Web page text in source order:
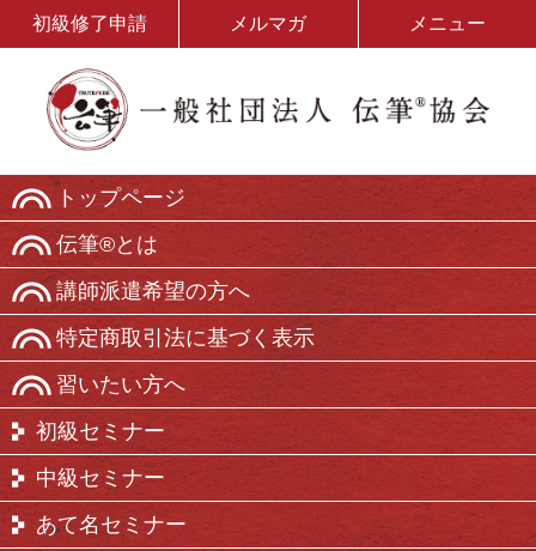
初級修了申請 メルマガ メニュー
トップページ
伝筆®とは
講師派遣希望の方へ
特定商取引法に基づく表示
習いたい方へ
初級セミナー
中級セミナー
あて名セミナー